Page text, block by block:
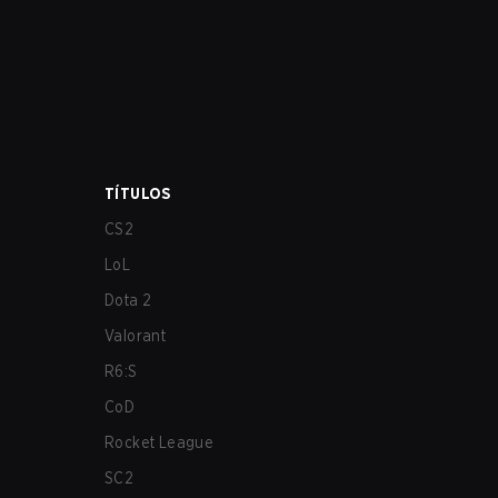
TÍTULOS
CS2
LoL
Dota 2
Valorant
R6:S
CoD
Rocket League
SC2